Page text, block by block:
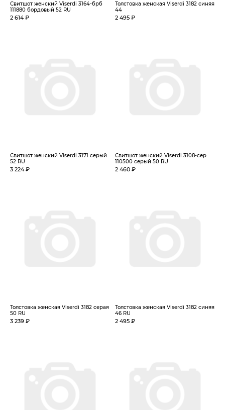
Свитшот женский Viserdi 3164-брб
111880 бордовый 52 RU
2 614 ₽
Толстовка женская Viserdi 3182 синяя
44
2 495 ₽
Свитшот женский Viserdi 3171 серый
52 RU
3 224 ₽
Свитшот женский Viserdi 3108-сер
110500 серый 50 RU
2 460 ₽
Толстовка женская Viserdi 3182 серая
50 RU
3 239 ₽
Толстовка женская Viserdi 3182 синяя
46 RU
2 495 ₽